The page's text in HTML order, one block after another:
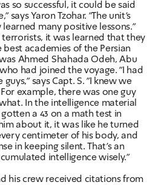
so successful, it could be said
says Yaron Tzohar. "The unit's
many positive lessons."
it was learned that they
academies of the Persian
Ahmed Shahada Odeh, Abu
had joined the voyage. "I had
says Capt. S. "I knew we
example, there was one guy
In the intelligence material
a 43 on a math test in
about it, it was like he turned
centimeter of his body, and
in keeping silent. That's an
intelligence wisely."
his crew received citations from